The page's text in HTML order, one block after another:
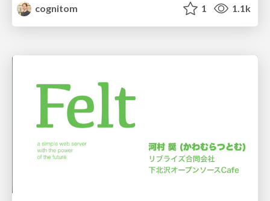
cognitom
1 1.1k